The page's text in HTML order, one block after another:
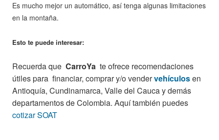
Es mucho mejor un automático, así tenga algunas limitaciones
en la montaña.
Esto te puede interesar:
Recuerda que CarroYa te ofrece recomendaciones
útiles para financiar, comprar y/o vendervehículosen
Antioquía, Cundinamarca, Valle del Cauca y demás
departamentos de Colombia. Aquí también puedes
cotizar SOAT